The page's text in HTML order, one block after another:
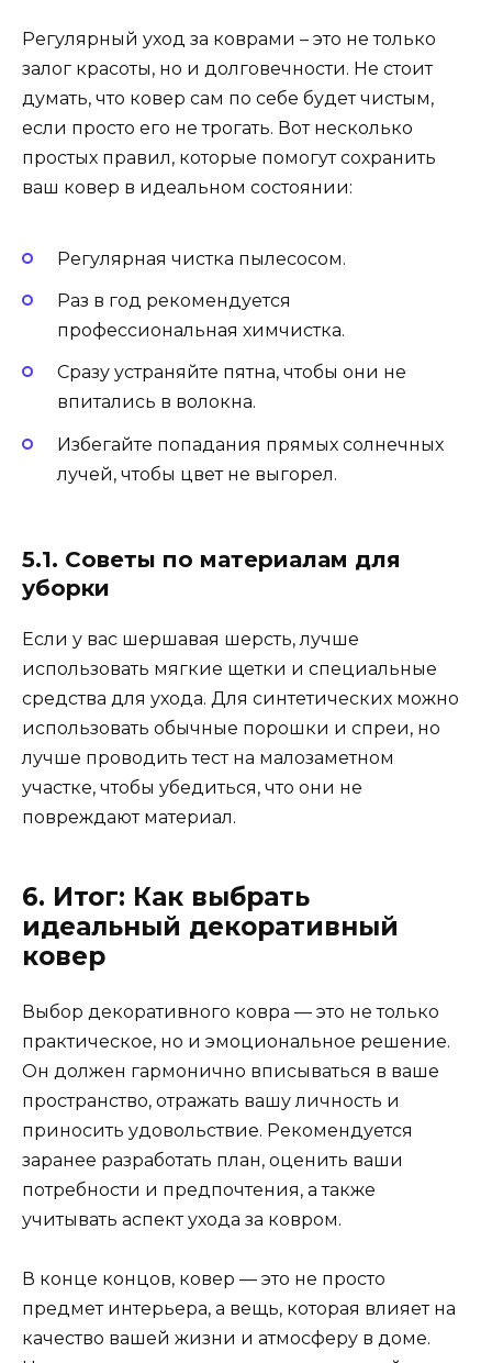
Регулярный уход за коврами – это не только
залог красоты, но и долговечности. Не стоит
думать, что ковер сам по себе будет чистым,
если просто его не трогать. Вот несколько
простых правил, которые помогут сохранить
ваш ковер в идеальном состоянии:
Регулярная чистка пылесосом.
Раз в год рекомендуется
профессиональная химчистка.
Сразу устраняйте пятна, чтобы они не
впитались в волокна.
Избегайте попадания прямых солнечных
лучей, чтобы цвет не выгорел.
5.1. Советы по материалам для
уборки
Если у вас шершавая шерсть, лучше
использовать мягкие щетки и специальные
средства для ухода. Для синтетических можно
использовать обычные порошки и спреи, но
лучше проводить тест на малозаметном
участке, чтобы убедиться, что они не
повреждают материал.
6. Итог: Как выбрать
идеальный декоративный
ковер
Выбор декоративного ковра — это не только
практическое, но и эмоциональное решение.
Он должен гармонично вписываться в ваше
пространство, отражать вашу личность и
приносить удовольствие. Рекомендуется
заранее разработать план, оценить ваши
потребности и предпочтения, а также
учитывать аспект ухода за ковром.
В конце концов, ковер — это не просто
предмет интерьера, а вещь, которая влияет на
качество вашей жизни и атмосферу в доме.